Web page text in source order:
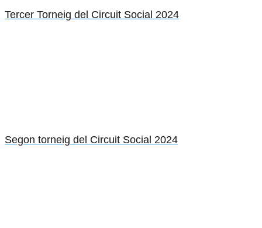
Tercer Torneig del Circuit Social 2024
Segon torneig del Circuit Social 2024